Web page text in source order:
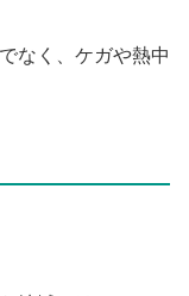
なく、ケガや熱中